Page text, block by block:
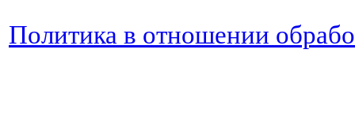
Политика в отношении